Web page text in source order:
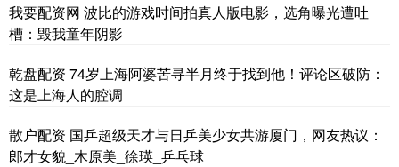
我要配资网 波比的游戏时间拍真人版电影，选角曝光遭吐
槽：毁我童年阴影
乾盘配资 74岁上海阿婆苦寻半月终于找到他！评论区破防：
这是上海人的腔调
散户配资 国乒超级天才与日乒美少女共游厦门，网友热议：
郎才女貌_木原美_徐瑛_乒乓球